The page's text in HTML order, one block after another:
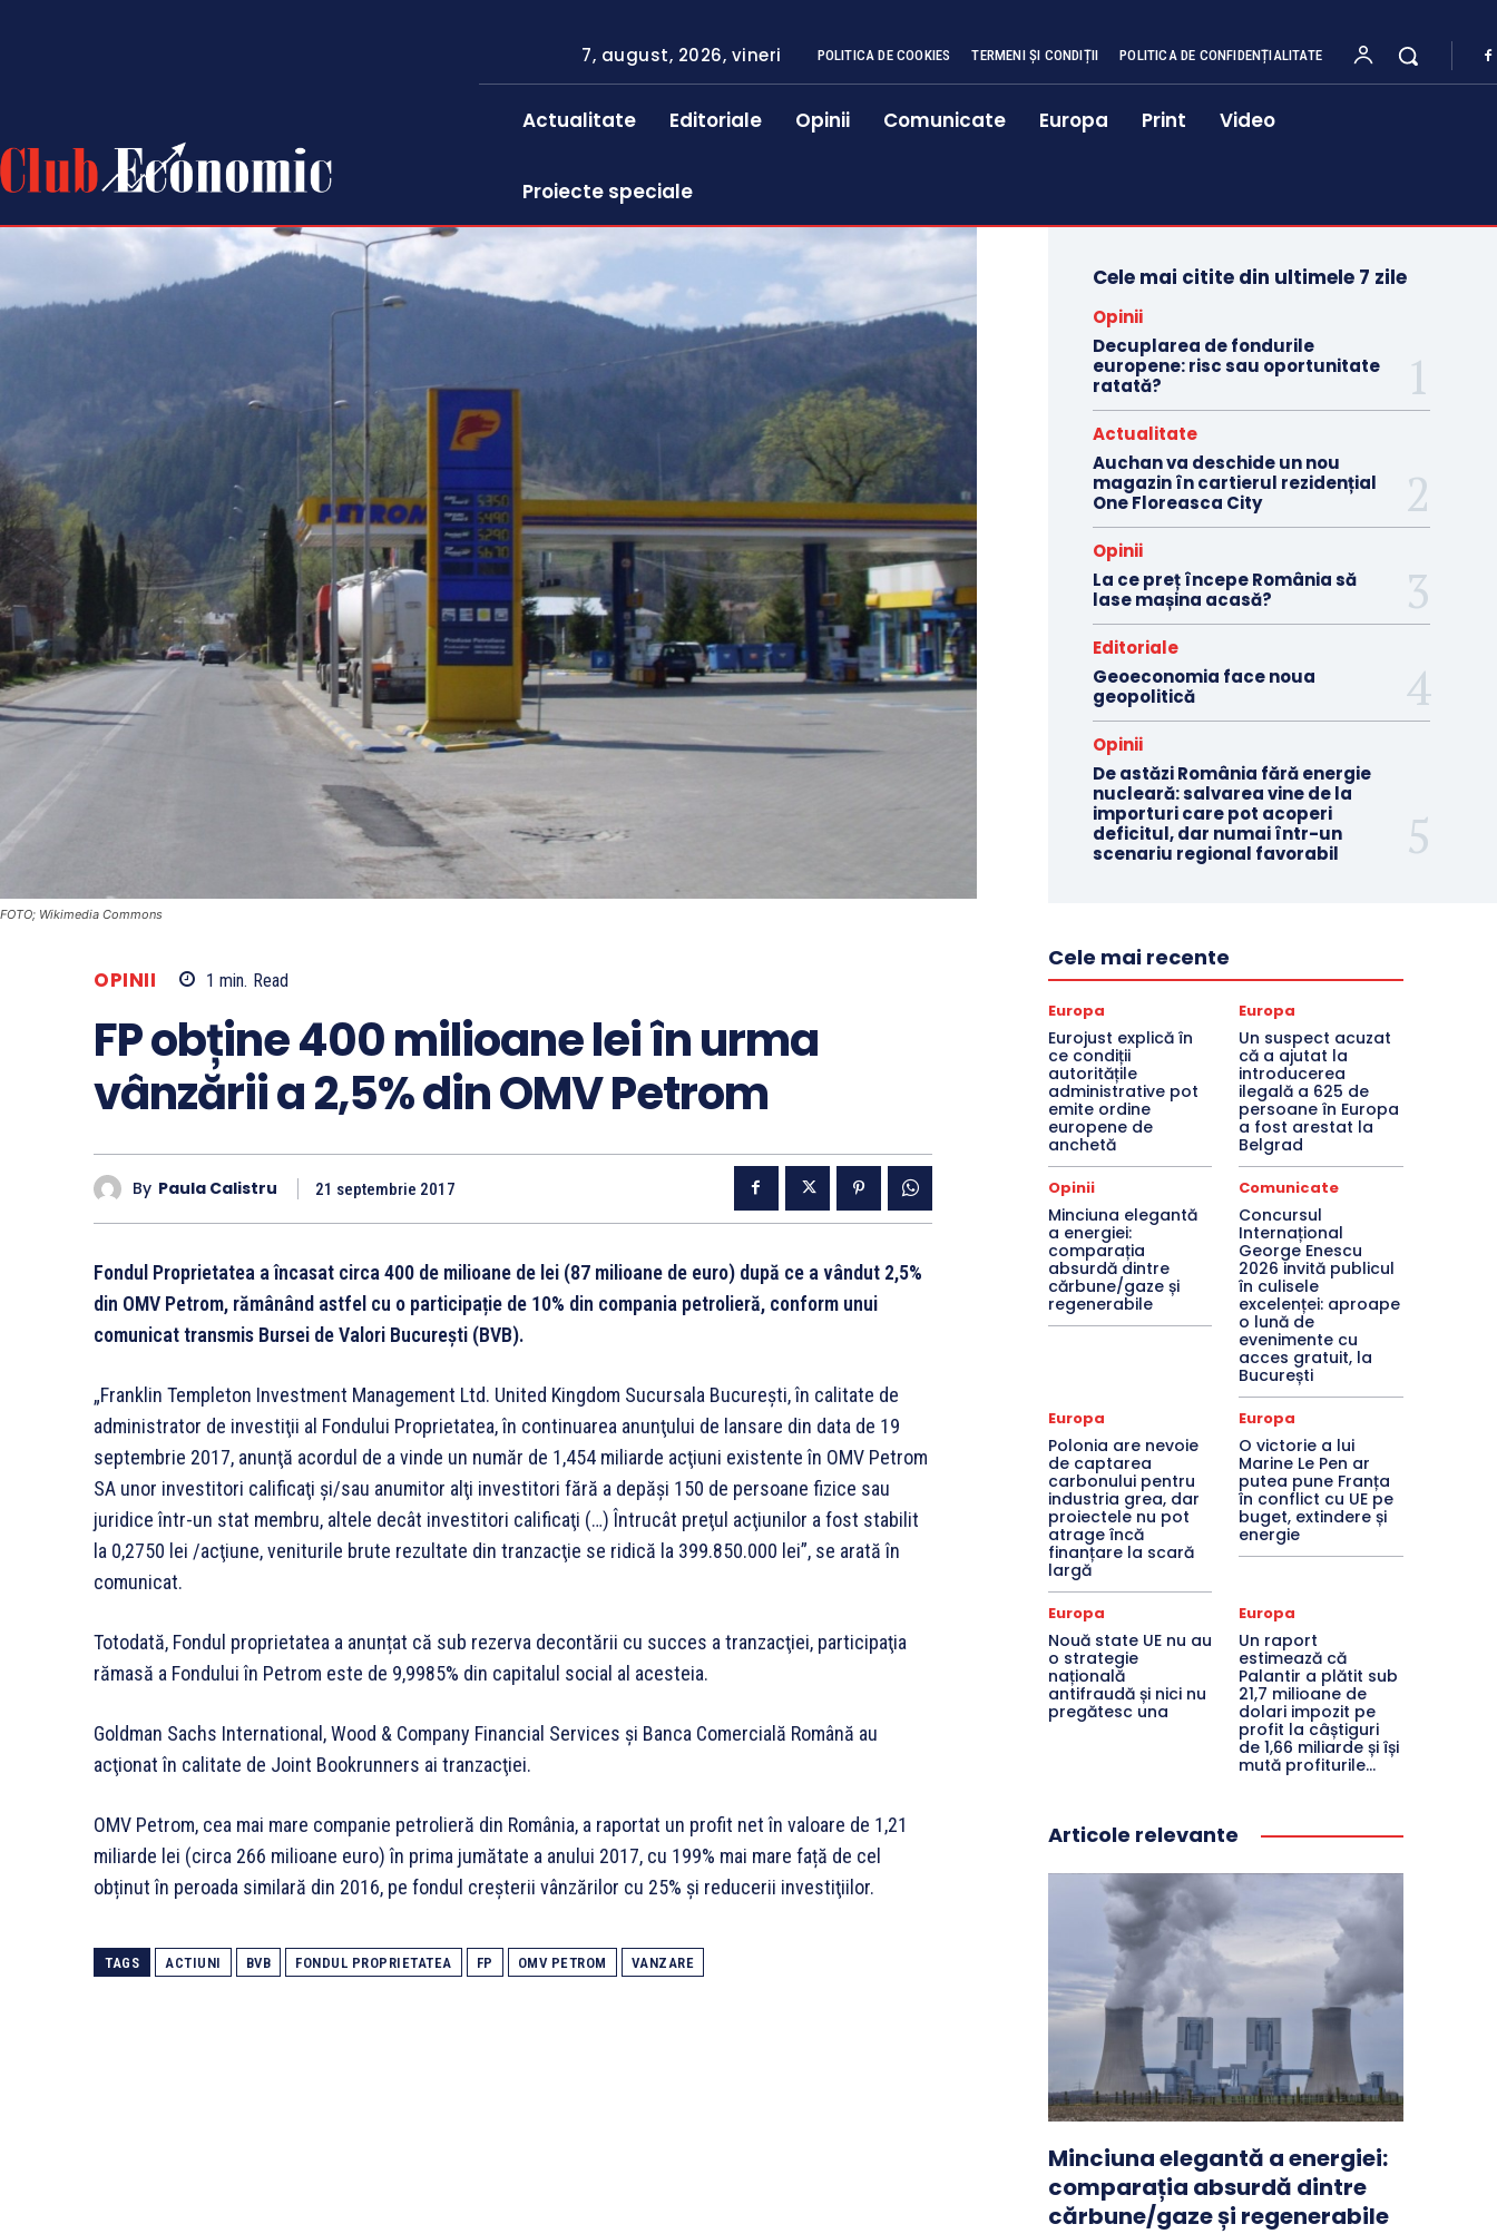
7, august, 2026, vineri POLITICA DE COOKIES TERMENI ȘI CONDIȚII POLITICA DE CONFIDENȚIALITATE
Actualitate Editoriale Opinii Comunicate Europa Print Video
Proiecte speciale
FOTO; Wikimedia Commons
OPINII 1 min. Read
FP obține 400 milioane lei în urma
vânzării a 2,5% din OMV Petrom
By Paula Calistru 21 septembrie 2017
Fondul Proprietatea a încasat circa 400 de milioane de lei (87 milioane de euro) după ce a vândut 2,5%
din OMV Petrom, rămânând astfel cu o participație de 10% din compania petrolieră, conform unui
comunicat transmis Bursei de Valori București (BVB).
„Franklin Templeton Investment Management Ltd. United Kingdom Sucursala Bucureşti, în calitate de
administrator de investiţii al Fondului Proprietatea, în continuarea anunţului de lansare din data de 19
septembrie 2017, anunţă acordul de a vinde un număr de 1,454 miliarde acţiuni existente în OMV Petrom
SA unor investitori calificaţi şi/sau anumitor alţi investitori fără a depăşi 150 de persoane fizice sau
juridice într-un stat membru, altele decât investitori calificaţi (…) Întrucât preţul acţiunilor a fost stabilit
la 0,2750 lei /acţiune, veniturile brute rezultate din tranzacţie se ridică la 399.850.000 lei”, se arată în
comunicat.
Totodată, Fondul proprietatea a anunțat că sub rezerva decontării cu succes a tranzacţiei, participaţia
rămasă a Fondului în Petrom este de 9,9985% din capitalul social al acesteia.
Goldman Sachs International, Wood & Company Financial Services şi Banca Comercială Română au
acţionat în calitate de Joint Bookrunners ai tranzacţiei.
OMV Petrom, cea mai mare companie petrolieră din România, a raportat un profit net în valoare de 1,21
miliarde lei (circa 266 milioane euro) în prima jumătate a anului 2017, cu 199% mai mare față de cel
obținut în peroada similară din 2016, pe fondul creşterii vânzărilor cu 25% şi reducerii investiţiilor.
TAGS ACTIUNI BVB FONDUL PROPRIETATEA FP OMV PETROM VANZARE
Cele mai citite din ultimele 7 zile
Opinii
Decuplarea de fondurile
europene: risc sau oportunitate
ratată?
Actualitate
Auchan va deschide un nou
magazin în cartierul rezidențial
One Floreasca City
Opinii
La ce preț începe România să
lase mașina acasă?
Editoriale
Geoeconomia face noua
geopolitică
Opinii
De astăzi România fără energie
nucleară: salvarea vine de la
importuri care pot acoperi
deficitul, dar numai într-un
scenariu regional favorabil
Cele mai recente
Europa
Eurojust explică în
ce condiții
autoritățile
administrative pot
emite ordine
europene de
anchetă
Europa
Un suspect acuzat
că a ajutat la
introducerea
ilegală a 625 de
persoane în Europa
a fost arestat la
Belgrad
Opinii
Minciuna elegantă
a energiei:
comparația
absurdă dintre
cărbune/gaze și
regenerabile
Comunicate
Concursul
Internațional
George Enescu
2026 invită publicul
în culisele
excelenței: aproape
o lună de
evenimente cu
acces gratuit, la
București
Europa
Polonia are nevoie
de captarea
carbonului pentru
industria grea, dar
proiectele nu pot
atrage încă
finanțare la scară
largă
Europa
O victorie a lui
Marine Le Pen ar
putea pune Franța
în conflict cu UE pe
buget, extindere și
energie
Europa
Nouă state UE nu au
o strategie
națională
antifraudă și nici nu
pregătesc una
Europa
Un raport
estimează că
Palantir a plătit sub
21,7 milioane de
dolari impozit pe
profit la câștiguri
de 1,66 miliarde și își
mută profiturile...
Articole relevante
Minciuna elegantă a energiei:
comparația absurdă dintre
cărbune/gaze și regenerabile